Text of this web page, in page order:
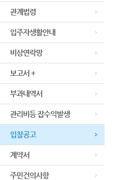
관계법령
입주자생활안내
비상연락망
보고서 +
부과내역서
관리비등 잡수익발생
입찰공고
계약서
주민건의사항